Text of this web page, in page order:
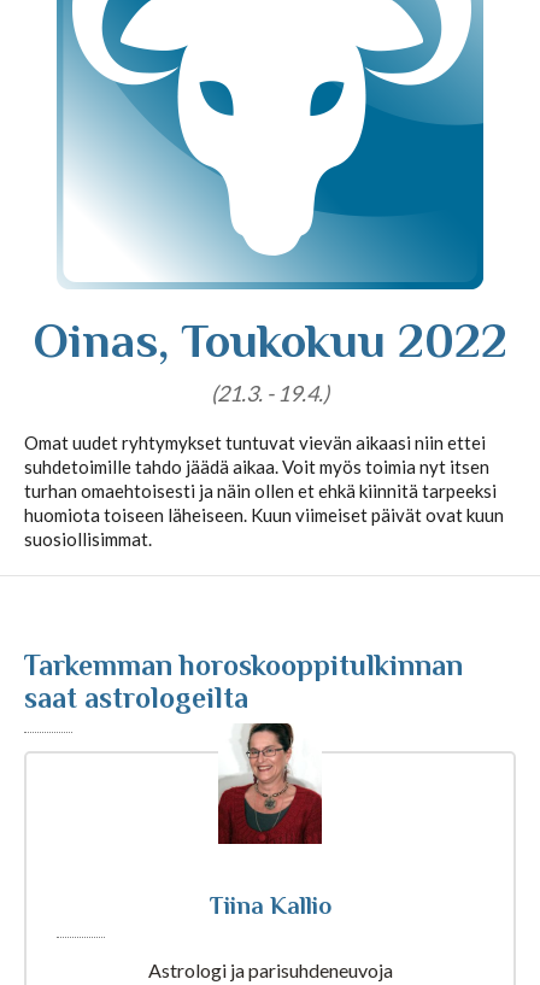
Tajunnanvirta puhepaketti
Horoskoopit
Horoskooppimerkit
Viikkohoroskooppi
Vuosihoroskooppi
Parisuhdehoroskooppi
Kiinalainen horoskooppi
Oinas, Toukokuu 2022
(21.3. - 19.4.)
Omat uudet ryhtymykset tuntuvat vievän aikaasi niin ettei
suhdetoimille tahdo jäädä aikaa. Voit myös toimia nyt itsen
turhan omaehtoisesti ja näin ollen et ehkä kiinnitä tarpeeksi
huomiota toiseen läheiseen. Kuun viimeiset päivät ovat kuun
suosiollisimmat.
Tarkemman horoskooppitulkinnan
saat astrologeilta
Tiina Kallio
Astrologi ja parisuhdeneuvoja